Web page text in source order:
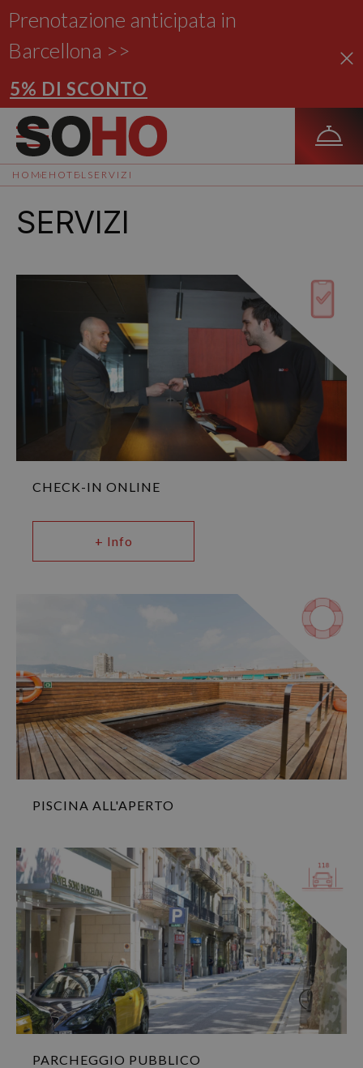
Prenotazione anticipata in
Barcellona >>
5% DI SCONTO
HOME HOTEL SERVIZI
SERVIZI
CHECK-IN ONLINE
+ Info
PISCINA ALL'APERTO
PARCHEGGIO PUBBLICO